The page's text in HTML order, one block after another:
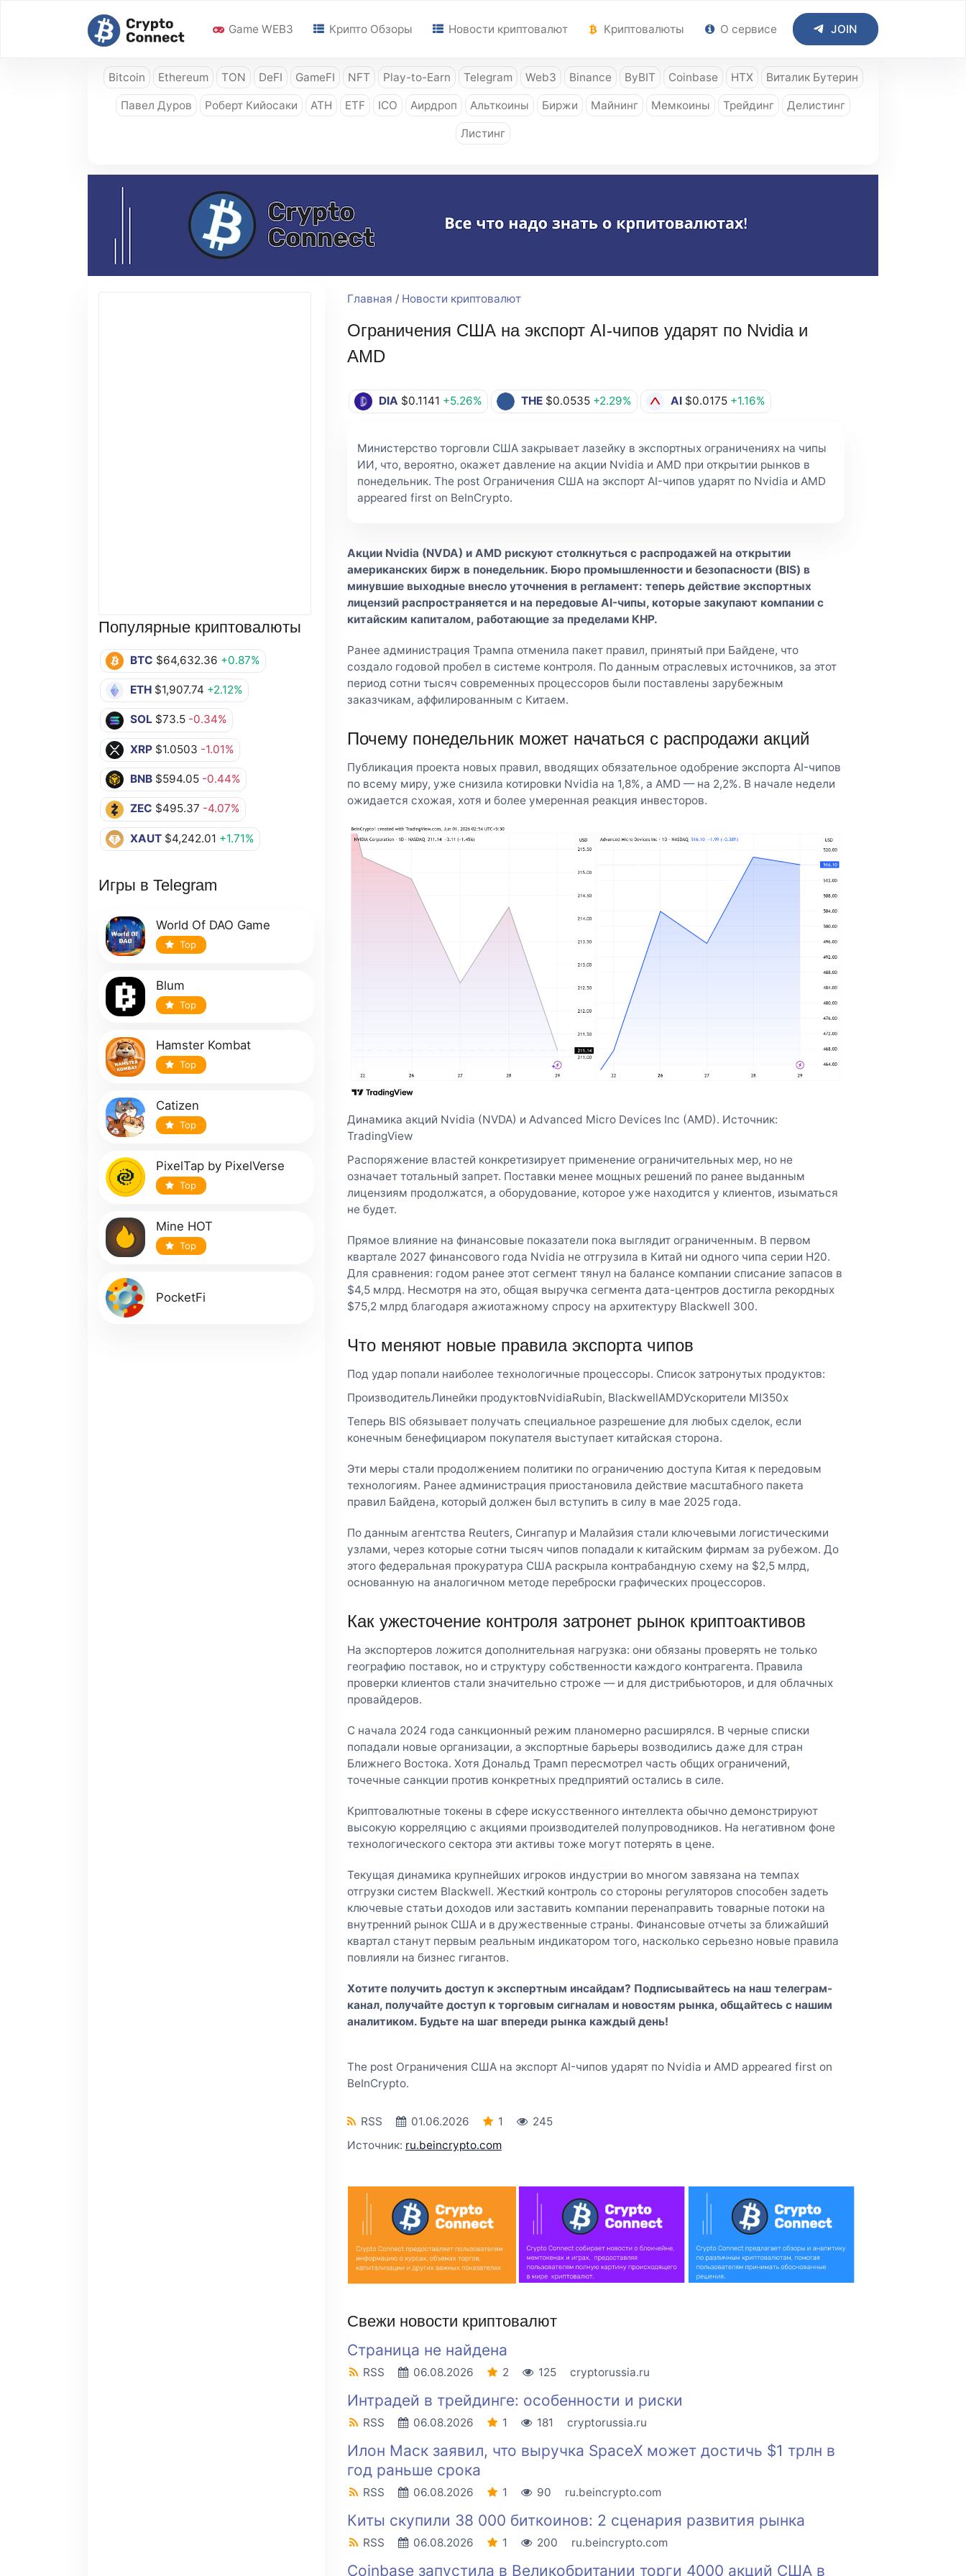
Game WEB3 Крипто Обзоры Новости криптовалют Криптовалюты О сервисе JOIN
Bitcoin Ethereum TON DeFI GameFI NFT Play-to-Earn Telegram Web3 Binance ByBIT Coinbase HTX Виталик Бутерин
Павел Дуров Роберт Кийосаки ATH ETF ICO Аирдроп Альткоины Биржи Майнинг Мемкоины Трейдинг Делистинг
Листинг
Популярные криптовалюты
BTC $64,632.36 +0.87%
ETH $1,907.74 +2.12%
SOL $73.5 -0.34%
XRP $1.0503 -1.01%
BNB $594.05 -0.44%
ZEC $495.37 -4.07%
XAUT $4,242.01 +1.71%
Игры в Telegram
World Of DAO Game
Top
Blum
Top
Hamster Kombat
Top
Catizen
Top
PixelTap by PixelVerse
Top
Mine HOT
Top
PocketFi
Главная / Новости криптовалют
Ограничения США на экспорт AI-чипов ударят по Nvidia и
AMD
DIA $0.1141 +5.26% THE $0.0535 +2.29% AI $0.0175 +1.16%
Министерство торговли США закрывает лазейку в экспортных ограничениях на чипы
ИИ, что, вероятно, окажет давление на акции Nvidia и AMD при открытии рынков в
понедельник. The post Ограничения США на экспорт AI-чипов ударят по Nvidia и AMD
appeared first on BeInCrypto.
Акции Nvidia (NVDA) и AMD рискуют столкнуться с распродажей на открытии
американских бирж в понедельник. Бюро промышленности и безопасности (BIS) в
минувшие выходные внесло уточнения в регламент: теперь действие экспортных
лицензий распространяется и на передовые AI-чипы, которые закупают компании с
китайским капиталом, работающие за пределами КНР.
Ранее администрация Трампа отменила пакет правил, принятый при Байдене, что
создало годовой пробел в системе контроля. По данным отраслевых источников, за этот
период сотни тысяч современных процессоров были поставлены зарубежным
заказчикам, аффилированным с Китаем.
Почему понедельник может начаться с распродажи акций
Публикация проекта новых правил, вводящих обязательное одобрение экспорта AI-чипов
по всему миру, уже снизила котировки Nvidia на 1,8%, а AMD — на 2,2%. В начале недели
ожидается схожая, хотя и более умеренная реакция инвесторов.
Динамика акций Nvidia (NVDA) и Advanced Micro Devices Inc (AMD). Источник:
TradingView
Распоряжение властей конкретизирует применение ограничительных мер, но не
означает тотальный запрет. Поставки менее мощных решений по ранее выданным
лицензиям продолжатся, а оборудование, которое уже находится у клиентов, изыматься
не будет.
Прямое влияние на финансовые показатели пока выглядит ограниченным. В первом
квартале 2027 финансового года Nvidia не отгрузила в Китай ни одного чипа серии H20.
Для сравнения: годом ранее этот сегмент тянул на балансе компании списание запасов в
$4,5 млрд. Несмотря на это, общая выручка сегмента дата-центров достигла рекордных
$75,2 млрд благодаря ажиотажному спросу на архитектуру Blackwell 300.
Что меняют новые правила экспорта чипов
Под удар попали наиболее технологичные процессоры. Список затронутых продуктов:
ПроизводительЛинейки продуктовNvidiaRubin, BlackwellAMDУскорители MI350x
Теперь BIS обязывает получать специальное разрешение для любых сделок, если
конечным бенефициаром покупателя выступает китайская сторона.
Эти меры стали продолжением политики по ограничению доступа Китая к передовым
технологиям. Ранее администрация приостановила действие масштабного пакета
правил Байдена, который должен был вступить в силу в мае 2025 года.
По данным агентства Reuters, Сингапур и Малайзия стали ключевыми логистическими
узлами, через которые сотни тысяч чипов попадали к китайским фирмам за рубежом. До
этого федеральная прокуратура США раскрыла контрабандную схему на $2,5 млрд,
основанную на аналогичном методе переброски графических процессоров.
Как ужесточение контроля затронет рынок криптоактивов
На экспортеров ложится дополнительная нагрузка: они обязаны проверять не только
географию поставок, но и структуру собственности каждого контрагента. Правила
проверки клиентов стали значительно строже — и для дистрибьюторов, и для облачных
провайдеров.
С начала 2024 года санкционный режим планомерно расширялся. В черные списки
попадали новые организации, а экспортные барьеры возводились даже для стран
Ближнего Востока. Хотя Дональд Трамп пересмотрел часть общих ограничений,
точечные санкции против конкретных предприятий остались в силе.
Криптовалютные токены в сфере искусственного интеллекта обычно демонстрируют
высокую корреляцию с акциями производителей полупроводников. На негативном фоне
технологического сектора эти активы тоже могут потерять в цене.
Текущая динамика крупнейших игроков индустрии во многом завязана на темпах
отгрузки систем Blackwell. Жесткий контроль со стороны регуляторов способен задеть
ключевые статьи доходов или заставить компании перенаправить товарные потоки на
внутренний рынок США и в дружественные страны. Финансовые отчеты за ближайший
квартал станут первым реальным индикатором того, насколько серьезно новые правила
повлияли на бизнес гигантов.
Хотите получить доступ к экспертным инсайдам? Подписывайтесь на наштелеграм-
канал, получайте доступ к торговым сигналам и новостям рынка, общайтесь с нашим
аналитиком. Будьте на шаг впереди рынка каждый день!
The post Ограничения США на экспорт AI-чипов ударят по Nvidia и AMD appeared first on
BeInCrypto.
RSS 01.06.2026 1
245
Источник: ru.beincrypto.com
Свежи новости криптовалют
Страница не найдена
RSS 06.08.2026 2 125 cryptorussia.ru
Интрадей в трейдинге: особенности и риски
RSS 06.08.2026 1 181 cryptorussia.ru
Илон Маск заявил, что выручка SpaceX может достичь $1 трлн в
год раньше срока
RSS 06.08.2026 1 90 ru.beincrypto.com
Киты скупили 38 000 биткоинов: 2 сценария развития рынка
RSS 06.08.2026 1 200 ru.beincrypto.com
Coinbase запустила в Великобритании торги 4000 акций США в